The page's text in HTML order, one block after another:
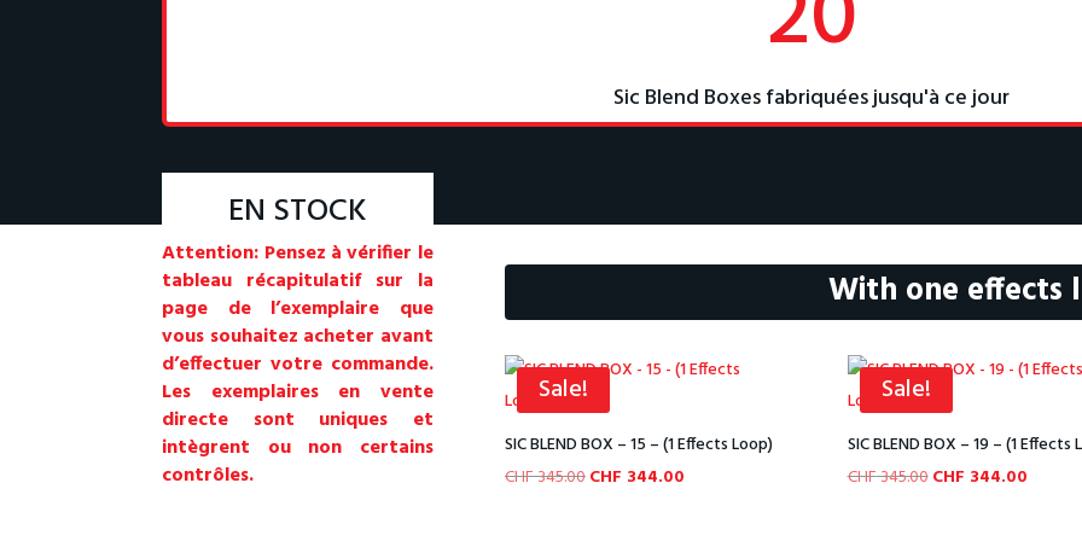
Sic Blend Boxes fabriquées jusqu'à ce jour
EN STOCK
Attention: Pensez à vérifier le
tableau récapitulatif sur la
page de l’exemplaire que
vous souhaitez acheter avant
d’effectuer votre commande.
Les exemplaires en vente
directe sont uniques et
intègrent ou non certains
contrôles.
With one effects
Sale!
SIC BLEND BOX – 15 – (1 Effects Loop)
CHF345.00Original
CHF 344.00Current
Sale!
SIC BLEND BOX – 19 – (1 Effects
CHF345.00Original
CHF 344.00Current